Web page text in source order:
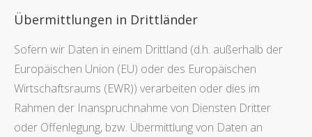
Übermittlungen in Drittländer
Sofern wir Daten in einem Drittland (d.h. außerhalb der
Europäischen Union (EU) oder des Europäischen
Wirtschaftsraums (EWR)) verarbeiten oder dies im
Rahmen der Inanspruchnahme von Diensten Dritter
oder Offenlegung, bzw. Übermittlung von Daten an